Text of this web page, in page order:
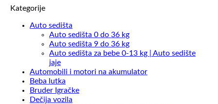
Kategorije
Auto sedišta
Auto sedišta 0 do 36 kg
Auto sedišta 9 do 36 kg
Auto sedišta za bebe 0-13 kg | Auto sedište
jaje
Automobili i motori na akumulator
Beba lutka
Bruder Igračke
Dečija vozila